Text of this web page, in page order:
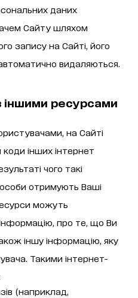
даних
Сайту шляхом
запису на Сайті, його
видаляються.
іншими ресурсами
на Сайті
інших інтернет
чого такі
особи отримують Ваші
можуть
про те, що Ви
іншу інформацію, яку
Такими інтернет-
(наприклад,